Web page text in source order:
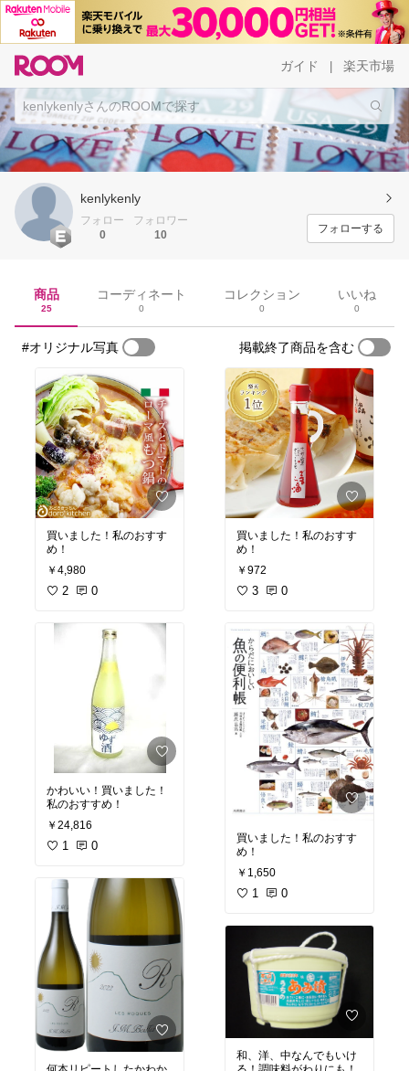
ガイド 楽天市場
kenlykenly
フォロー
0
フォロワー
10
フォローする
商品
25
コーディネート
0
コレクション
0
いいね
0
#オリジナル写真 掲載終了商品を含む
買いました！私のおすす
め！
￥4,980
2 0
かわいい！買いました！
私のおすすめ！
￥24,816
1 0
買いました！私のおすす
め！
￥972
3 0
買いました！私のおすす
め！
￥1,650
1 0
和、洋、中なんでもいけ